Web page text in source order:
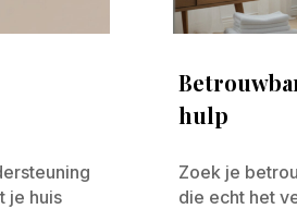
je huis
hulp
Zoek je
die echt het